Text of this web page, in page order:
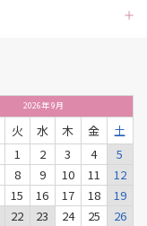
2026年9月
火 水 木 金
土
1
2 3 4
5
8 9 10 11
12
15 16 17 18
19
22 23 24 25
26